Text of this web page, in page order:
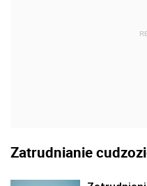
Zatrudnianie